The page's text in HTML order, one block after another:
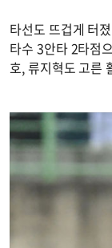
타선도 뜨겁게 터
타수 3안타 2타점
호, 류지혁도 고른